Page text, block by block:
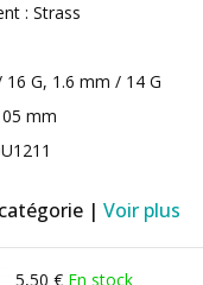
: Strass
16 G, 1.6 mm / 14 G
mm
| Voir plus
5,50 € En stock